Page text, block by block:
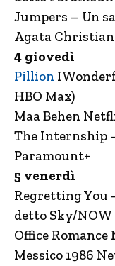
Jumpers – Un
Agata
4 giovedì
Pillion
HBO Max)
Maa Behen
The Internship
Paramount+
5 venerdì
Regretting You
detto Sky/NOW
Office Romance
Messico 1986